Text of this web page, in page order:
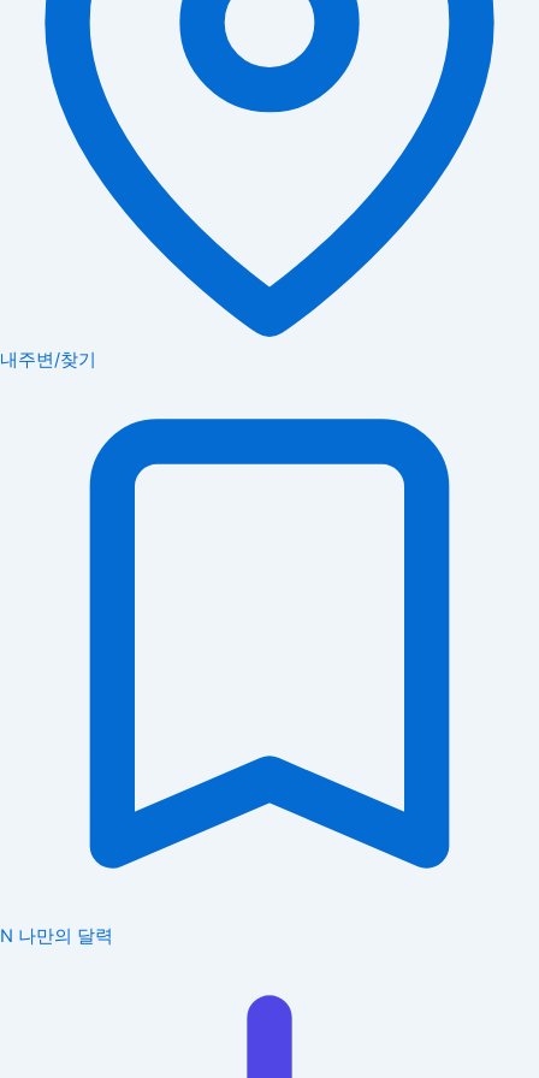
내주변/찾기
N 나만의 달력